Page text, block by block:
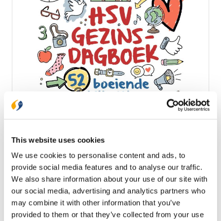
This website uses cookies
We use cookies to personalise content and ads, to
provide social media features and to analyse our traffic.
We also share information about your use of our site with
our social media, advertising and analytics partners who
may combine it with other information that you’ve
provided to them or that they’ve collected from your use
HSV Gezinsdagboek
Het HSV Gezingdagboek is gemaakt voor in het
6-12 jaar. Het boek is opgebouwd uit 52 boeiende,
dieren, maar ook vergeving, wonderen en
vriendschap. Het is een dagboek bij de Herziene
Statenvertaling.
€ 25,99
Op voorraad
In winkelwagen